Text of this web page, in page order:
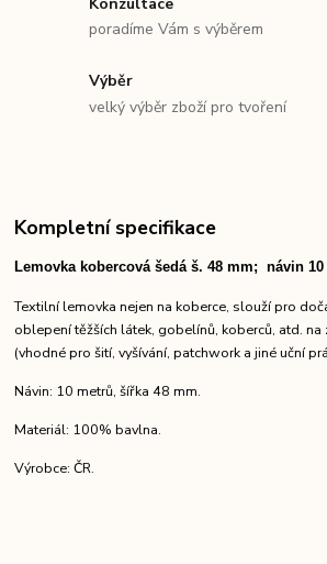
poradíme Vám s výběrem
Výběr
velký výběr zboží pro tvoření
Kompletní specifikace
Lemovka kobercová šedá š. 48 mm; návin 10
Textilní lemovka nejen na koberce, slouží pro
oblepení těžších látek, gobelínů, koberců, atd.
(vhodné pro šití, vyšívání, patchwork a jiné uční
Návin: 10 metrů, šířka 48 mm.
Materiál: 100% bavlna.
Výrobce: ČR.